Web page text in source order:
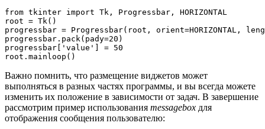
from tkinter import Tk, Progressbar, HORIZONTAL
root = Tk()
progressbar = Progressbar(root, orient=HORIZONTAL,
progressbar.pack(pady=20)
progressbar['value'] = 50
Важно помнить, что размещение виджетов может
выполняться в разных частях программы, и вы всегда можете
изменить их положение в зависимости от задач. В завершение
рассмотрим пример использования messagebox для
отображения сообщения пользователю: